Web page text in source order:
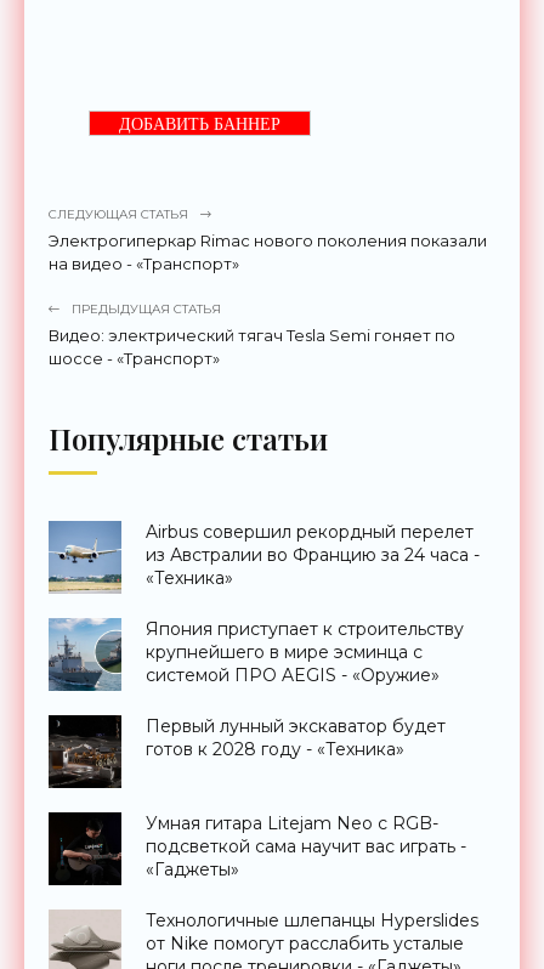
ДОБАВИТЬ БАННЕР
СЛЕДУЮЩАЯ СТАТЬЯ
Электрогиперкар Rimac нового поколения показали
на видео - «Транспорт»
ПРЕДЫДУЩАЯ СТАТЬЯ
Видео: электрический тягач Tesla Semi гоняет по
шоссе - «Транспорт»
Популярные статьи
Airbus совершил рекордный перелет
из Австралии во Францию за 24 часа -
«Техника»
Япония приступает к строительству
крупнейшего в мире эсминца с
системой ПРО AEGIS - «Оружие»
Первый лунный экскаватор будет
готов к 2028 году - «Техника»
Умная гитара Litejam Neo с RGB-
подсветкой сама научит вас играть -
«Гаджеты»
Технологичные шлепанцы Hyperslides
от Nike помогут расслабить усталые